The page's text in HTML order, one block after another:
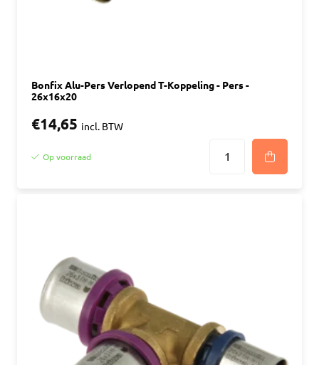
Bonfix Alu-Pers Verlopend T-Koppeling - Pers -
26x16x20
€14,65 incl. BTW
Op voorraad